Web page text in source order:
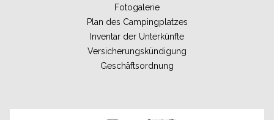
Fotogalerie
Plan des Campingplatzes
Inventar der Unterkünfte
Versicherungskündigung
Geschäftsordnung